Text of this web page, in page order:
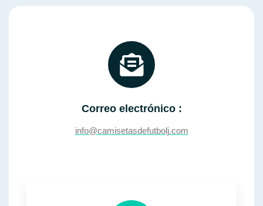
Correo electrónico :
info@camisetasdefutbolj.com